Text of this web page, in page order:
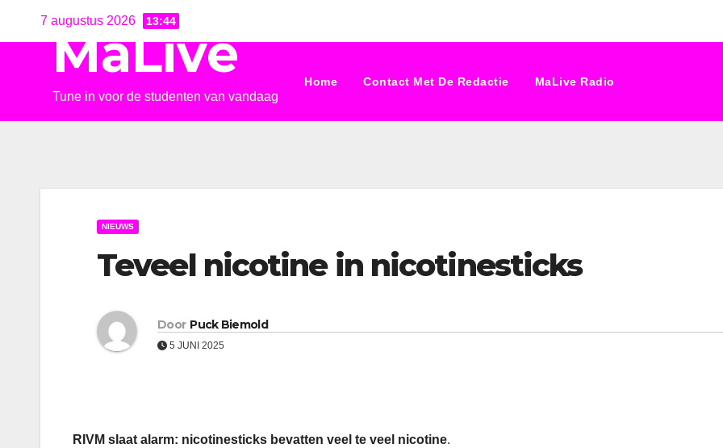
7 augustus 2026 13:44
MaLive
Tune in voor de studenten van vandaag
Home Contact Met De Redactie MaLive Radio
NIEUWS
Teveel nicotine in nicotinesticks
Door Puck Biemold
5 JUNI 2025
RIVM slaat alarm: nicotinesticks bevatten veel te veel nicotine.